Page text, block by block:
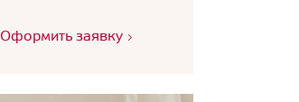
Оформить заявку